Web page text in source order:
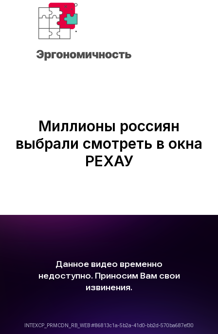
Миллионы россиян
выбрали смотреть в окна
РЕХАУ